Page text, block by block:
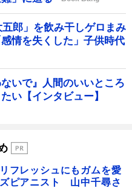
郎」を飲み干しゲロまみ
情を失くした」子供時代
いで』人間のいいところ
い【インタビュー】
フレッシュにもガムを愛
ピアニスト 山中千尋さ